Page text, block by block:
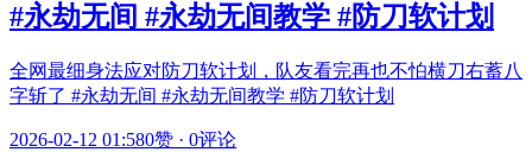
#永劫无间 #永劫无间教学 #防刀软计划
全网最细身法应对防刀软计划，队友看完再也不怕横刀右蓄八
字斩了 #永劫无间 #永劫无间教学 #防刀软计划
2026-02-12 01:580赞 · 0评论